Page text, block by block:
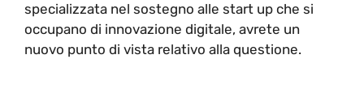
specializzata nel sostegno alle start up che si
occupano di innovazione digitale, avrete un
nuovo punto di vista relativo alla questione.